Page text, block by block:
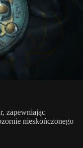
zapewniając
nieskończonego